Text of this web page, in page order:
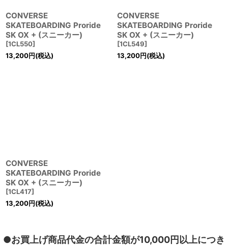
CONVERSE
SKATEBOARDING Proride
SK OX + (スニーカー)
[1CL550]
13,200円(税込)
CONVERSE
SKATEBOARDING Proride
SK OX + (スニーカー)
[1CL549]
13,200円(税込)
CONVERSE
SKATEBOARDING Proride
SK OX + (スニーカー)
[1CL417]
13,200円(税込)
●お買上げ商品代金の合計金額が10,000円以上につき